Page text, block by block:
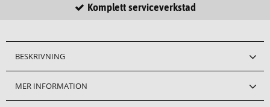
Komplett serviceverkstad
BESKRIVNING
MER INFORMATION